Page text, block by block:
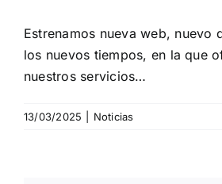
Estrenamos nueva web, nuevo
los nuevos tiempos, en la que
nuestros servicios…
13/03/2025 Noticias